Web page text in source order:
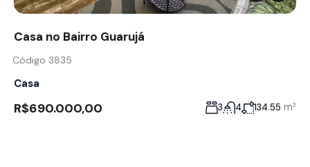
Casa no Bairro Guarujá
Código 3835
Casa
R$690.000,00 3 4 134.55 m²